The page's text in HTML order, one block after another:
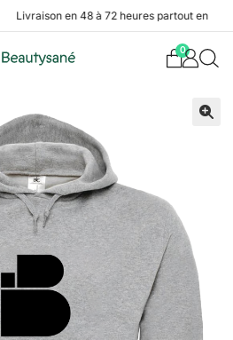
Livraison en 48 à 72 heures partout en Belgique
0